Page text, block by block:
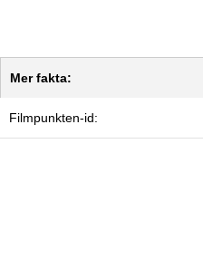
Mer fakta:
Filmpunkten-id: